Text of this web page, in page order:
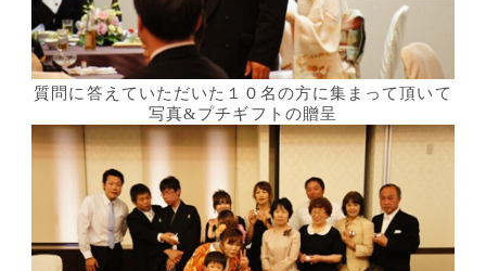
質問に答えていただいた１０名の方に集まって頂いて
写真&プチギフトの贈呈